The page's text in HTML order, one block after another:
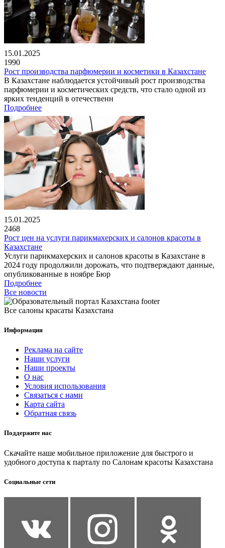
15.01.2025
1990
Рост производства парфюмерии и косметики в Казахстане
В Казахстане наблюдается устойчивый рост производства
парфюмерии и косметических средств, что стало одной из
ярких тенденций в отечественн
Подробнее
15.01.2025
2468
Рост цен на услуги парикмахерских и салонов красоты в
Казахстане
Услуги парикмахерских и салонов красоты в Казахстане в
2024 году продолжили дорожать, что подтверждают данные,
опубликованные в ноябре Бюр
Подробнее
Все новости
Все салоны красаты Казахстана
Информация
Реклама на сайте
Наши услуги
Наши проекты
О нас
Условия использования
Связаться с нами
Карта сайта
Обратная связь
Поддержите нас
Скачайте наше мобильное приложение для быстрого и
удобного доступа к парталу по Салонам красоты Казахстана
Социальные сети